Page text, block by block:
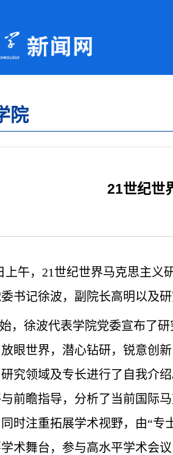
院
21世纪世
上午，21世纪世界马克思主义
书记徐波， 副院长高明 以及
，徐波代表学院党委宣布了
放眼世界，潜心钻研，锐意创
究领域及专长进行了 自我介
前瞻指导， 分析了当前国际
时注重拓展学术视野， 由“专
术舞台，参与高水平学术会